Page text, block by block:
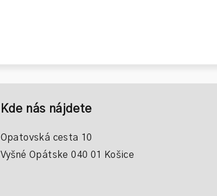
Kde nás nájdete
Opatovská cesta 10
Vyšné Opátske 040 01 Košice